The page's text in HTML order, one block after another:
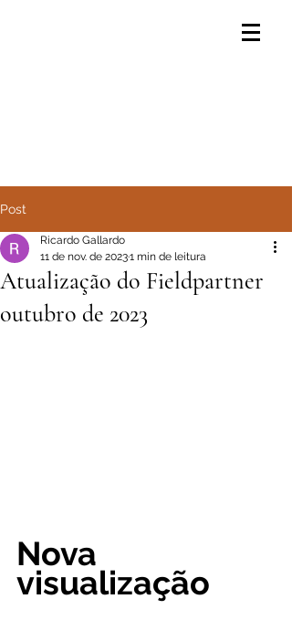
Post
Atualização do Fieldpartner
outubro de 2023
Ricardo Gallardo
11 de nov. de 20231 min de leitura
Nova
visualização